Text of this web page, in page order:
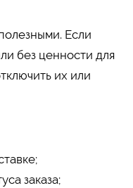
Если
без ценности для
их или
заказа;